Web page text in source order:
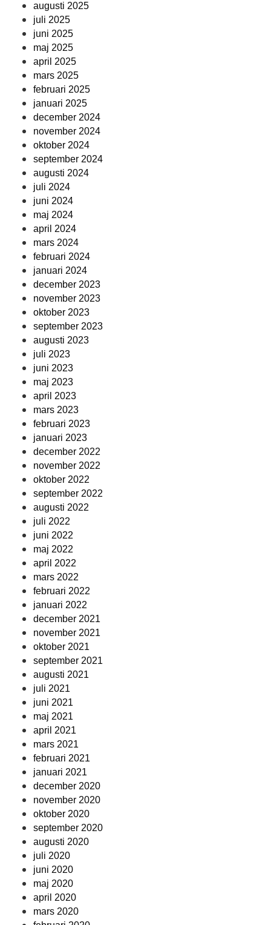
augusti 2025
juli 2025
juni 2025
maj 2025
april 2025
mars 2025
februari 2025
januari 2025
december 2024
november 2024
oktober 2024
september 2024
augusti 2024
juli 2024
juni 2024
maj 2024
april 2024
mars 2024
februari 2024
januari 2024
december 2023
november 2023
oktober 2023
september 2023
augusti 2023
juli 2023
juni 2023
maj 2023
april 2023
mars 2023
februari 2023
januari 2023
december 2022
november 2022
oktober 2022
september 2022
augusti 2022
juli 2022
juni 2022
maj 2022
april 2022
mars 2022
februari 2022
januari 2022
december 2021
november 2021
oktober 2021
september 2021
augusti 2021
juli 2021
juni 2021
maj 2021
april 2021
mars 2021
februari 2021
januari 2021
december 2020
november 2020
oktober 2020
september 2020
augusti 2020
juli 2020
juni 2020
maj 2020
april 2020
mars 2020